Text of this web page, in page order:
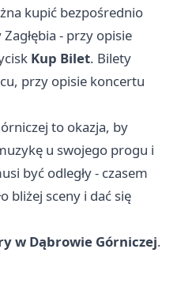
kupić bezpośrednio
- przy opisie
Kup Bilet. Bilety
przy opisie koncertu
to okazja, by
u swojego progu i
być odległy - czasem
bliżej sceny i dać się
w Dąbrowie Górniczej.